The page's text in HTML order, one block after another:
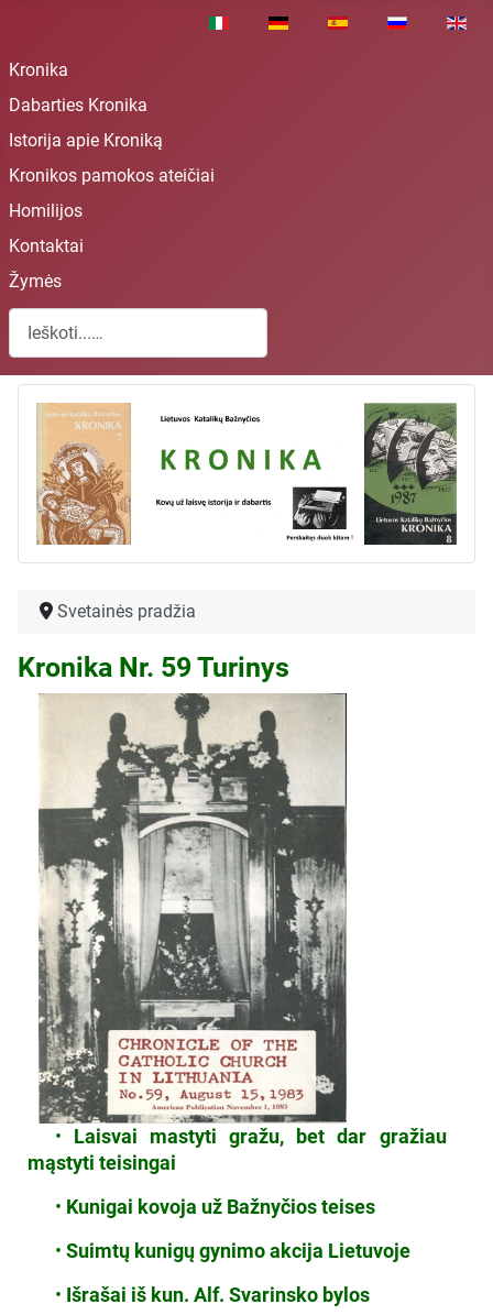
Pasirinkite savo kalbą
Kronika
Dabarties Kronika
Istorija apie Kroniką
Kronikos pamokos ateičiai
Homilijos
Kontaktai
Žymės
Paieška
Svetainės pradžia
Kronika Nr. 59 Turinys
• Laisvai mastyti gražu, bet dar gražiau
mąstyti teisingai
• Kunigai kovoja už Bažnyčios teises
• Suimtų kunigų gynimo akcija Lietuvoje
• Išrašai iš kun. Alf. Svarinsko bylos